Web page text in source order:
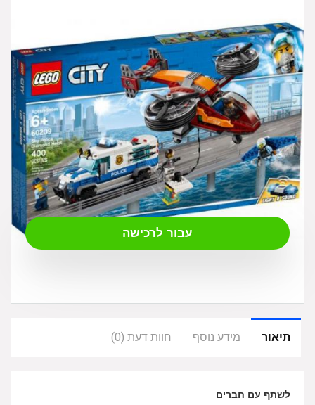
₪299.00
עבור לרכישה
תיאור מידע נוסף חוות דעת (0)
לשתף עם חברים